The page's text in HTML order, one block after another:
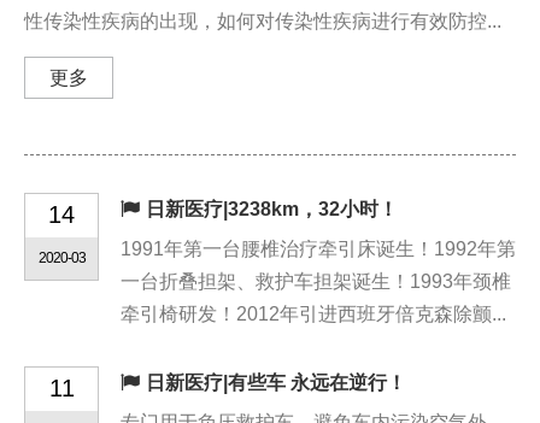
性传染性疾病的出现，如何对传染性疾病进行有效防控...
更多
14
2020-03
日新医疗|3238km，32小时！
1991年第一台腰椎治疗牵引床诞生！1992年第
一台折叠担架、救护车担架诞生！1993年颈椎
牵引椅研发！2012年引进西班牙倍克森除颤...
11
日新医疗|有些车 永远在逆行！